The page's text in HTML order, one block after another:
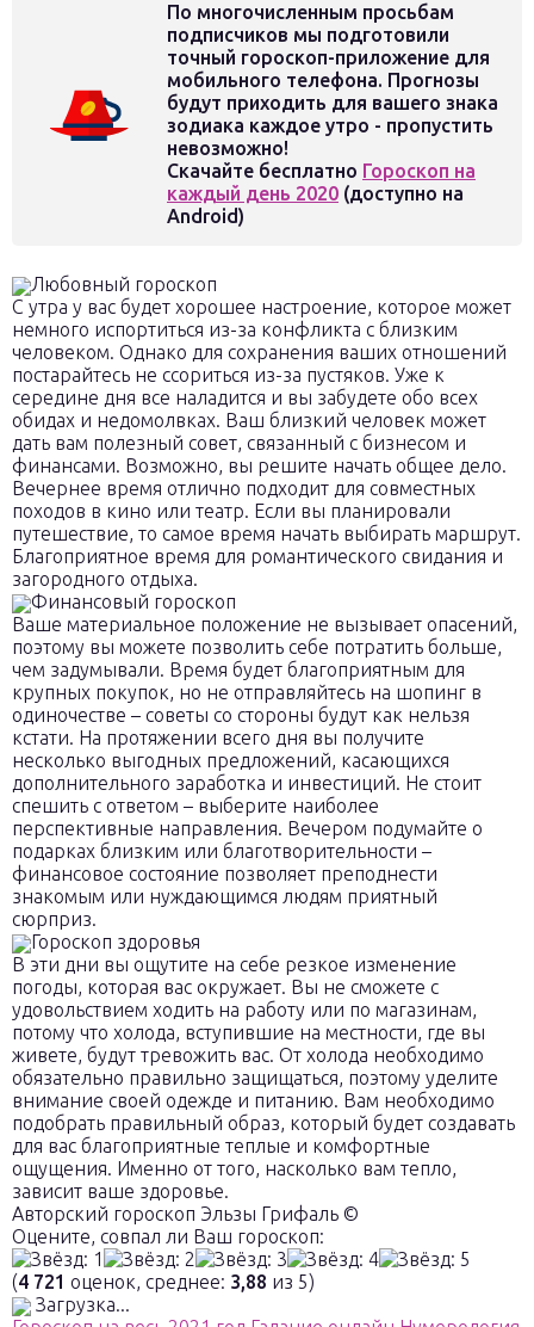
По многочисленным просьбам
подписчиков мы подготовили
точный гороскоп-приложение для
мобильного телефона. Прогнозы
будут приходить для вашего знака
зодиака каждое утро - пропустить
невозможно!
Скачайте бесплатно Гороскоп на
каждый день 2020 (доступно на
Android)
Любовный гороскоп
С утра у вас будет хорошее настроение, которое может
немного испортиться из-за конфликта с близким
человеком. Однако для сохранения ваших отношений
постарайтесь не ссориться из-за пустяков. Уже к
середине дня все наладится и вы забудете обо всех
обидах и недомолвках. Ваш близкий человек может
дать вам полезный совет, связанный с бизнесом и
финансами. Возможно, вы решите начать общее дело.
Вечернее время отлично подходит для совместных
походов в кино или театр. Если вы планировали
путешествие, то самое время начать выбирать маршрут.
Благоприятное время для романтического свидания и
загородного отдыха.
Финансовый гороскоп
Ваше материальное положение не вызывает опасений,
поэтому вы можете позволить себе потратить больше,
чем задумывали. Время будет благоприятным для
крупных покупок, но не отправляйтесь на шопинг в
одиночестве – советы со стороны будут как нельзя
кстати. На протяжении всего дня вы получите
несколько выгодных предложений, касающихся
дополнительного заработка и инвестиций. Не стоит
спешить с ответом – выберите наиболее
перспективные направления. Вечером подумайте о
подарках близким или благотворительности –
финансовое состояние позволяет преподнести
знакомым или нуждающимся людям приятный
сюрприз.
Гороскоп здоровья
В эти дни вы ощутите на себе резкое изменение
погоды, которая вас окружает. Вы не сможете с
удовольствием ходить на работу или по магазинам,
потому что холода, вступившие на местности, где вы
живете, будут тревожить вас. От холода необходимо
обязательно правильно защищаться, поэтому уделите
внимание своей одежде и питанию. Вам необходимо
подобрать правильный образ, который будет создавать
для вас благоприятные теплые и комфортные
ощущения. Именно от того, насколько вам тепло,
зависит ваше здоровье.
Авторский гороскоп Эльзы Грифаль ©
Оцените, совпал ли Ваш гороскоп:
(4 721 оценок, среднее: 3,88 из 5)
Загрузка...